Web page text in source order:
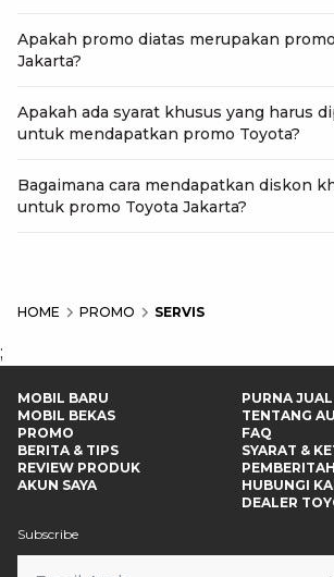
Apakah promo diatas merupakan
Jakarta?
Apakah ada syarat khusus yang harus
untuk mendapatkan promo Toyota?
Bagaimana cara mendapatkan diskon
untuk promo Toyota Jakarta?
HOME PROMO SERVIS
;
MOBIL BARU
MOBIL BEKAS
PROMO
BERITA & TIPS
REVIEW PRODUK
AKUN SAYA
PURNA JUAL
TENTANG
FAQ
SYARAT &
HUBUNGI
DEALER
Subscribe